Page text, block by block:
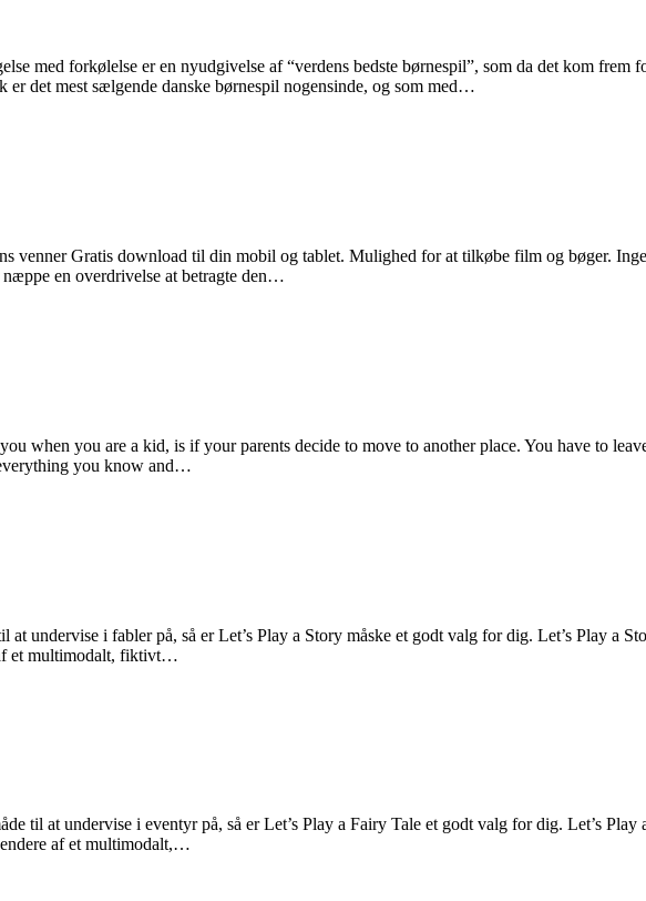
med forkølelse er en nyudgivelse af “verdens bedste børnespil”, som da det kom frem
er det mest sælgende danske børnespil nogensinde, og som med…
venner Gratis download til din mobil og tablet. Mulighed for at tilkøbe film og bøger.
en overdrivelse at betragte den…
when you are a kid, is if your parents decide to move to another place. You have to
you know and…
undervise i fabler på, så er Let’s Play a Story måske et godt valg for dig. Let’s Play a
af et multimodalt, fiktivt…
til at undervise i eventyr på, så er Let’s Play a Fairy Tale et godt valg for dig. Let’s
af et multimodalt,…